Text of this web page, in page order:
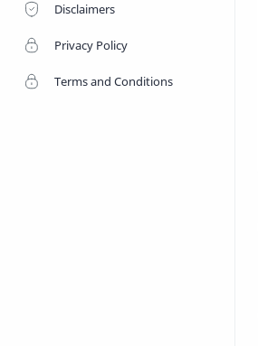
Disclaimers
Privacy Policy
Terms and Conditions